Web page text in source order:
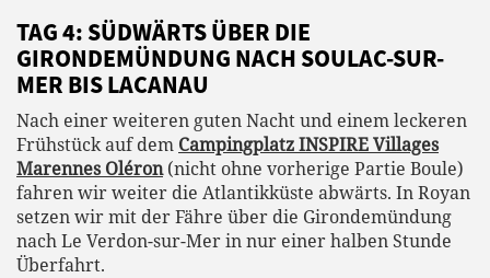
TAG 4: SÜDWÄRTS ÜBER DIE
GIRONDEMÜNDUNG NACH SOULAC-SUR-
MER BIS LACANAU
Nach einer weiteren guten Nacht und einem leckeren
Frühstück auf dem Campingplatz INSPIRE Villages
Marennes Oléron(nicht ohne vorherige Partie Boule)
fahren wir weiter die Atlantikküste abwärts. In Royan
setzen wir mit der Fähre über die Girondemündung
nach Le Verdon-sur-Mer in nur einer halben Stunde
Überfahrt.